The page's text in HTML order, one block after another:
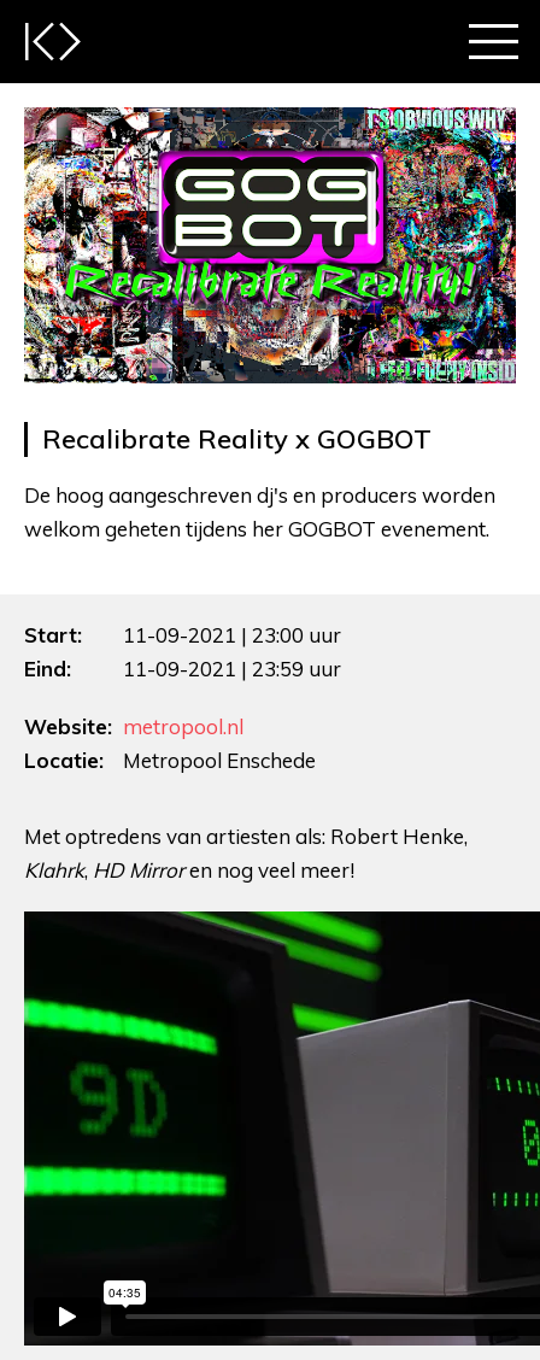
Recalibrate Reality x GOGBOT
De hoog aangeschreven dj's en producers worden
welkom geheten tijdens her GOGBOT evenement.
Start:
11-09-2021 | 23:00 uur
Eind:
11-09-2021 | 23:59 uur
Website: metropool.nl
Locatie:
Metropool Enschede
Met optredens van artiesten als: Robert Henke,
Klahrk, HD Mirroren nog veel meer!